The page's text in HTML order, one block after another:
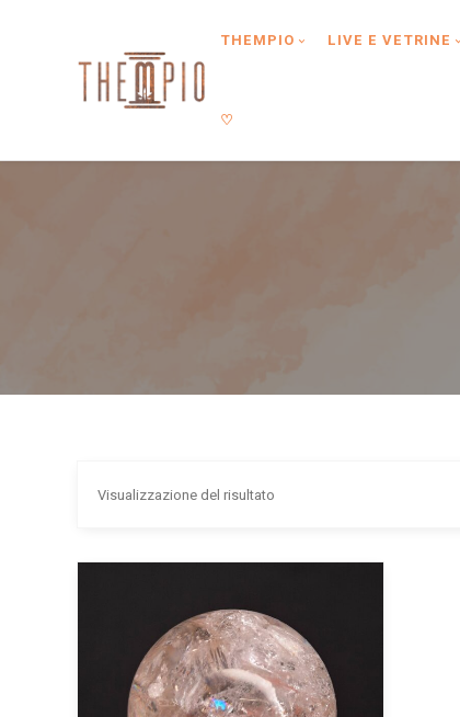
Type anything to search, then press enter or Search Button
THEMPIO LIVE E VETRINE
♡
Visualizzazione del risultato